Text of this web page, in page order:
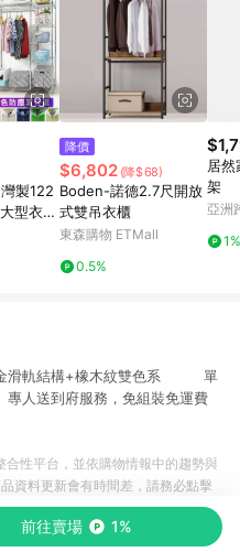
灣製122
型衣櫥
布套
降價
$6,802 (降$68)
Boden-諾德2.7尺開放
式雙吊衣櫃
東森購物 ETMall
0.5%
居
架
亞洲
1%
滑軌結構+橡木紋雙色系 單
送到府服務，免組裝免運費
前往賣場 1%
性平台，並依購物情報中的趨勢與
資料更新會有時間差，請務必點擊
條件，一切資訊以合作廠商網頁為